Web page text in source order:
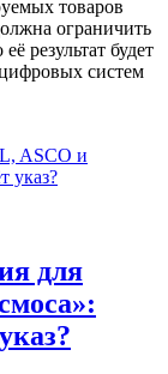
товаров
ограничить
результат будет
систем
для